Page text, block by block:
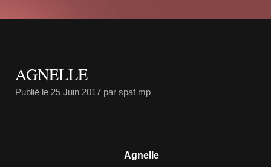
AGNELLE
Publié le 25 Juin 2017 par spaf mp
Agnelle